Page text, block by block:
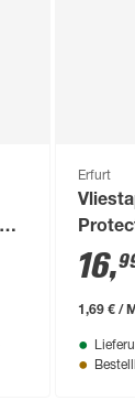
Erfurt
0,53 x
16,
1,69 € /